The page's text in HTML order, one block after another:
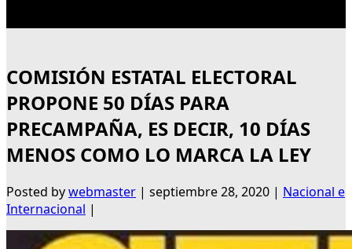
COMISIÓN ESTATAL ELECTORAL
PROPONE 50 DÍAS PARA
PRECAMPAÑA, ES DECIR, 10 DÍAS
MENOS COMO LO MARCA LA LEY
Posted bywebmaster | septiembre 28, 2020 | Nacional e
Internacional |